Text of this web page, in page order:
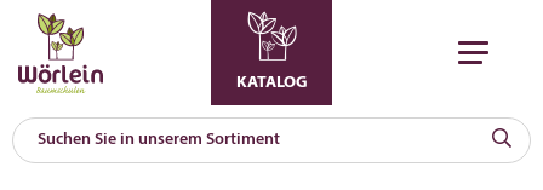
KATALOG